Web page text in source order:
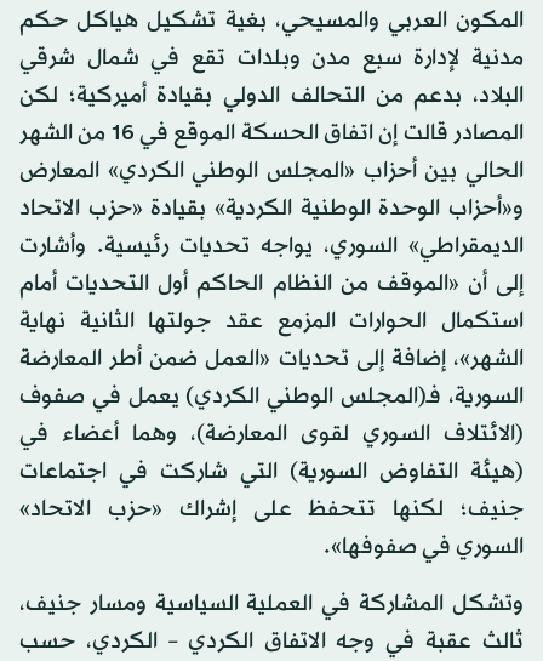
المكون العربي والمسيحي، بغية تشكيل هياكل حكم
مدنية لإدارة سبع مدن وبلدات تقع في شمال شرقي
البلاد، بدعم من التحالف الدولي بقيادة أميركية؛ لكن
المصادر قالت إن اتفاق الحسكة الموقع في 16 من الشهر
الحالي بين أحزاب «المجلس الوطني الكردي» المعارض
و«أحزاب الوحدة الوطنية الكردية» بقيادة «حزب الاتحاد
الديمقراطي» السوري، يواجه تحديات رئيسية. وأشارت
إلى أن «الموقف من النظام الحاكم أول التحديات أمام
استكمال الحوارات المزمع عقد جولتها الثانية نهاية
الشهر»، إضافة إلى تحديات «العمل ضمن أطر المعارضة
السورية، فـ(المجلس الوطني الكردي) يعمل في صفوف
(الائتلاف السوري لقوى المعارضة)، وهما أعضاء في
(هيئة التفاوض السورية) التي شاركت في اجتماعات
جنيف؛ لكنها تتحفظ على إشراك «حزب الاتحاد»
السوري في صفوفها».
وتشكل المشاركة في العملية السياسية ومسار جنيف،
ثالث عقبة في وجه الاتفاق الكردي – الكردي، حسب